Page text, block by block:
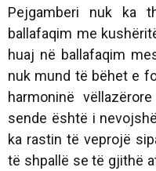
Pejgamberi nuk ka
ballafaqim me
huaj në ballafaqim
nuk mund të bëhet e
harmoninë
sende është i
ka rastin të veprojë
të shpallë se të gjithë